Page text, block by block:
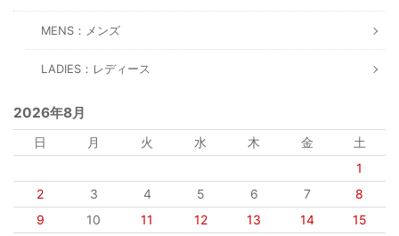
MENS：メンズ
LADIES：レディース
2026年8月
日 月 火 水 木 金
土
1
2
3 4 5 6 7
8
9
10 11 12 13 14
15